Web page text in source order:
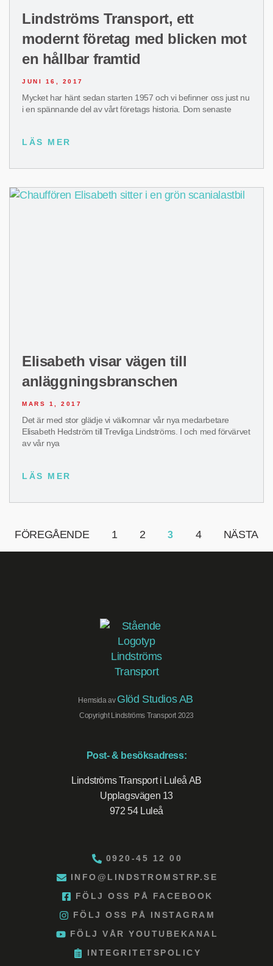
Lindströms Transport, ett
modernt företag med blicken mot
en hållbar framtid
JUNI 16, 2017
Mycket har hänt sedan starten 1957 och vi befinner oss just nu
i en spännande del av vårt företags historia. Dom senaste
LÄS MER
Elisabeth visar vägen till
anläggningsbranschen
MARS 1, 2017
Det är med stor glädje vi välkomnar vår nya medarbetare
Elisabeth Hedström till Trevliga Lindströms. I och med förvärvet
av vår nya
LÄS MER
FÖREGÅENDE 1 2 3 4 NÄSTA
Hemsida av Glöd Studios AB
Copyright Lindströms Transport 2023
Post- & besöksadress:
Lindströms Transport i Luleå AB
Upplagsvägen 13
972 54 Luleå
0920-45 12 00
INFO@LINDSTROMSTRP.SE
FÖLJ OSS PÅ FACEBOOK
FÖLJ OSS PÅ INSTAGRAM
FÖLJ VÅR YOUTUBEKANAL
INTEGRITETSPOLICY